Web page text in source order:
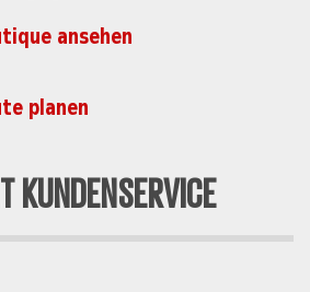
ansehen
planen
KUNDENSERVICE